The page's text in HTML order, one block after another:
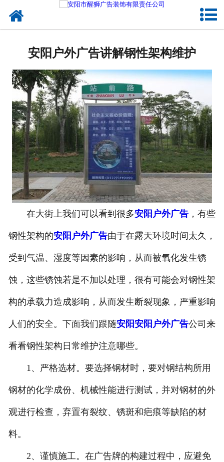
服务项目
成功案例
新闻资讯
企业文化
联系我们
安阳户外广告讲解钢性架构维护
在大街上我们可以看到很多安阳户外广告，有些
钢性架构的安阳户外广告由于在露天环境时间太久，
受到气温、湿度等因素的影响，从而被氧化发生锈
蚀，这些锈蚀若是不加以处理，很有可能会对钢性架
构的承载力造成影响，从而发生断裂现象，严重影响
人们的安全。下面我们跟随安阳安阳户外广告公司来
看看钢性架构日常维护注意哪些。
1、严格选材。要选择钢材时，要对钢结构所用
钢材的化学成份、机械性能进行测试，并对钢材的外
观进行检查，弃置有裂纹、锈斑和疤痕等缺陷的材
料。
2、谨慎施工。在广告牌的构建过程中，应避免